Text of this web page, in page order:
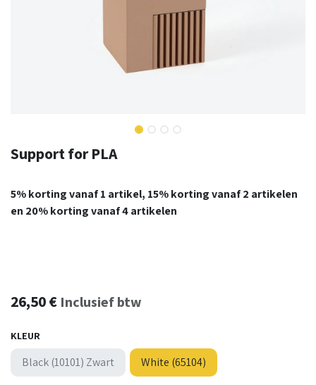
Support for PLA
5% korting vanaf 1 artikel, 15% korting vanaf 2 artikelen
en 20% korting vanaf 4 artikelen
26,50€ Inclusief btw
KLEUR
Black (10101) Zwart White (65104)